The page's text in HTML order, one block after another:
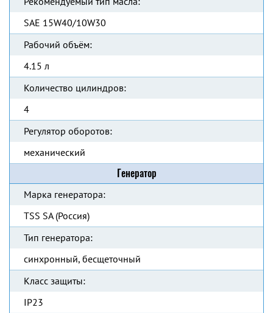
SAE 15W40/10W30
Рабочий объём:
4.15 л
Количество цилиндров:
4
Регулятор оборотов:
механический
Генератор
Марка генератора:
TSS SA (Россия)
Тип генератора:
синхронный, бесщеточный
Класс защиты:
IP23